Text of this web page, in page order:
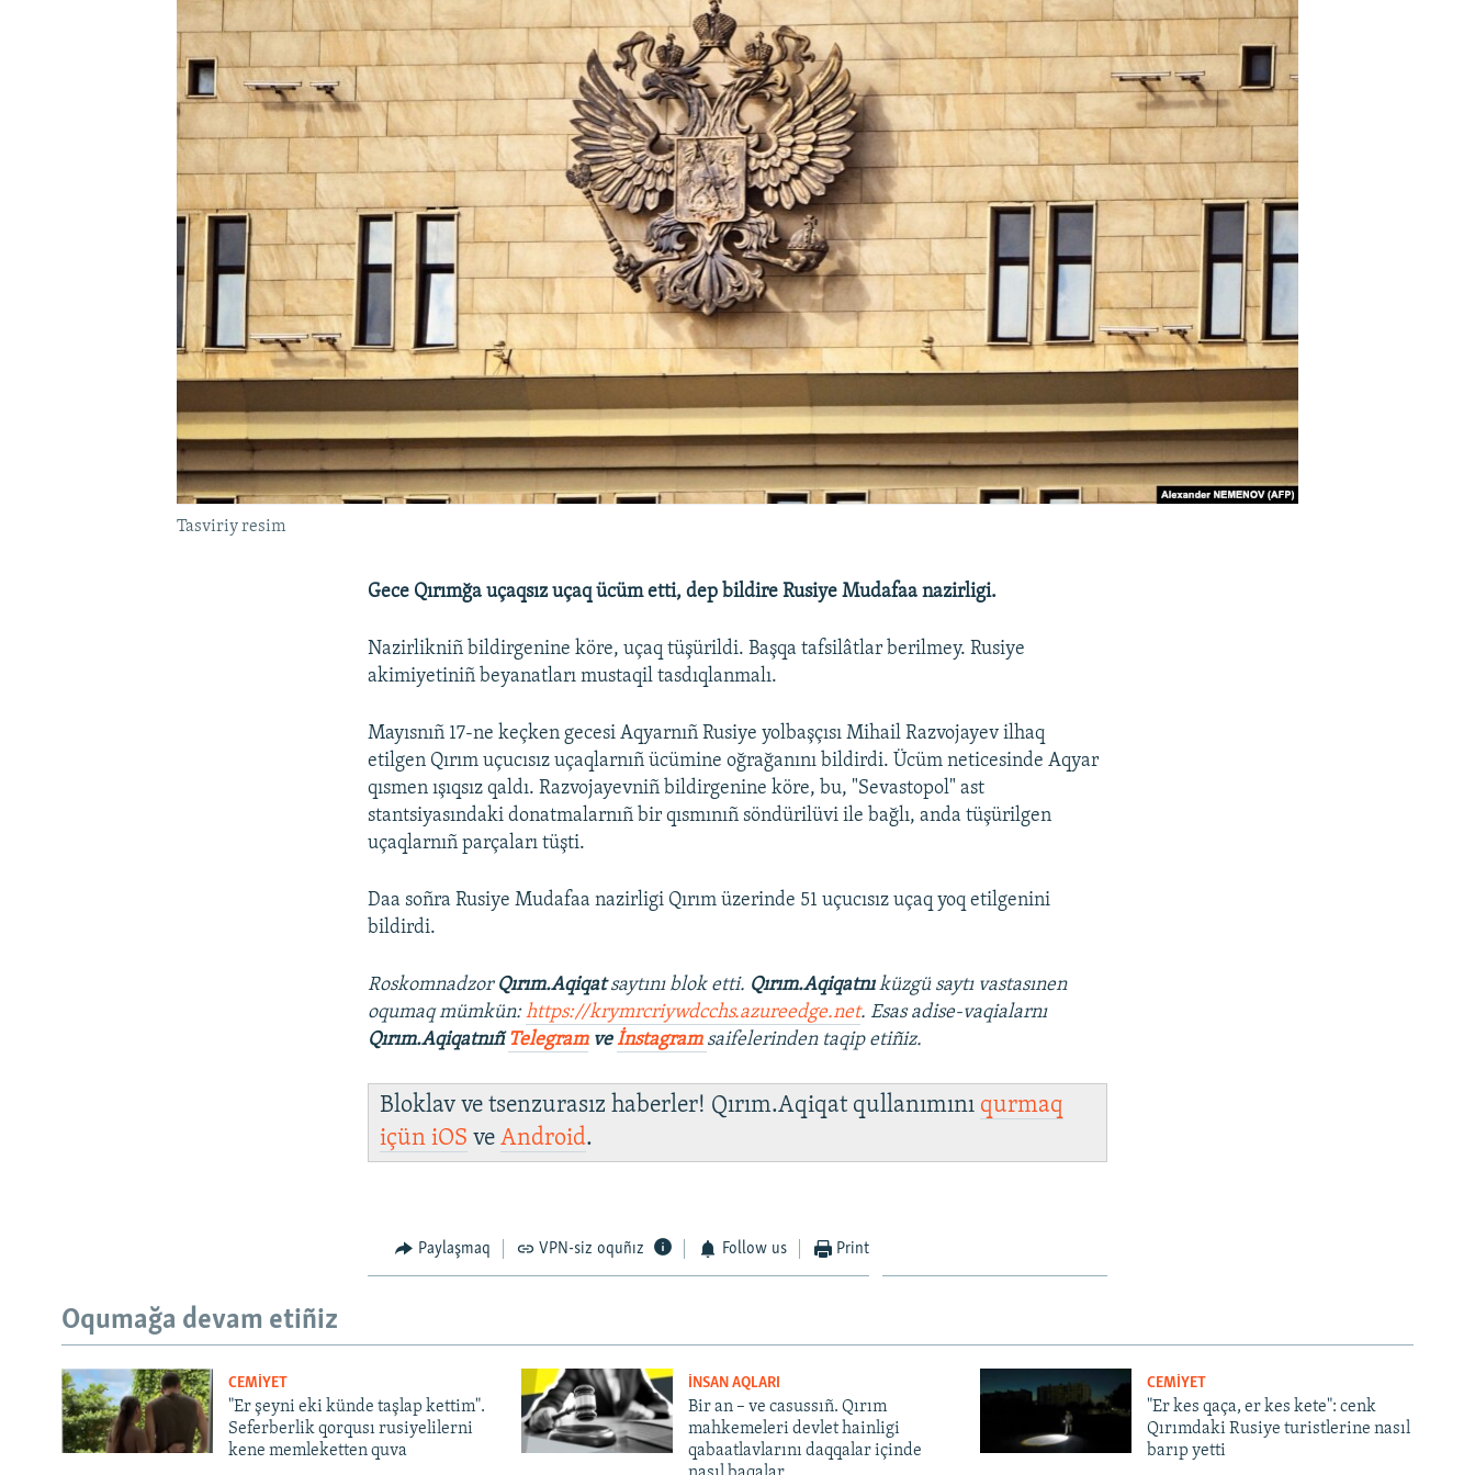
Tasviriy resim
Gece Qırımğa uçaqsız uçaq ücüm etti, dep bildire Rusiye Mudafaa nazirligi.
Nazirlikniñ bildirgenine köre, uçaq tüşürildi. Başqa tafsilâtlar berilmey. Rusiye
akimiyetiniñ beyanatları mustaqil tasdıqlanmalı.
Mayısnıñ 17-ne keçken gecesi Aqyarnıñ Rusiye yolbaşçısı Mihail Razvojayev ilhaq
etilgen Qırım uçucısız uçaqlarnıñ ücümine oğrağanını bildirdi. Ücüm neticesinde Aqyar
qısmen ışıqsız qaldı. Razvojayevniñ bildirgenine köre, bu, "Sevastopol" ast
stantsiyasındaki donatmalarnıñ bir qısmınıñ söndürilüvi ile bağlı, anda tüşürilgen
uçaqlarnıñ parçaları tüşti.
Daa soñra Rusiye Mudafaa nazirligi Qırım üzerinde 51 uçucısız uçaq yoq etilgenini
bildirdi.
Roskomnadzor Qırım.Aqiqatsaytını blok etti. Qırım.Aqiqatnıküzgü saytı vastasınen
oqumaq mümkün:https://krymrcriywdcchs.azureedge.net. Esas adise-vaqialarnı
Qırım.AqiqatnıñTelegramveİnstagram saifelerinden taqip etiñiz.
Bloklav ve tsenzurasız haberler! Qırım.Aqiqat qullanımını qurmaq
içüniOS veAndroid.
Paylaşmaq VPN-siz oquñız Follow us Print
Oqumağa devam etiñiz
CEMİYET
"Er şeyni eki künde taşlap kettim".
Seferberlik qorqusı rusiyelilerni
kene memleketten quva
İNSAN AQLARI
Bir an – ve casussıñ. Qırım
mahkemeleri devlet hainligi
qabaatlavlarını daqqalar içinde
CEMİYET
"Er kes qaça, er kes kete": cenk
Qırımdaki Rusiye turistlerine nasıl
barıp yetti